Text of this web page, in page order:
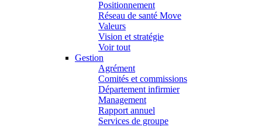
Positionnement
Réseau de santé Move
Valeurs
Vision et stratégie
Voir tout
Gestion
Agrément
Comités et commissions
Département infirmier
Management
Rapport annuel
Services de groupe